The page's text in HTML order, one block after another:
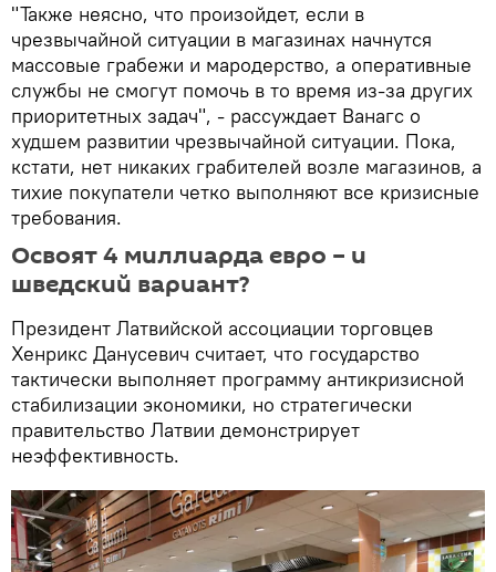
"Также неясно, что произойдет, если в
чрезвычайной ситуации в магазинах начнутся
массовые грабежи и мародерство, а оперативные
службы не смогут помочь в то время из-за других
приоритетных задач", - рассуждает Ванагс о
худшем развитии чрезвычайной ситуации. Пока,
кстати, нет никаких грабителей возле магазинов, а
тихие покупатели четко выполняют все кризисные
требования.
Освоят 4 миллиарда евро – и
шведский вариант?
Президент Латвийской ассоциации торговцев
Хенрикс Данусевич считает, что государство
тактически выполняет программу антикризисной
стабилизации экономики, но стратегически
правительство Латвии демонстрирует
неэффективность.